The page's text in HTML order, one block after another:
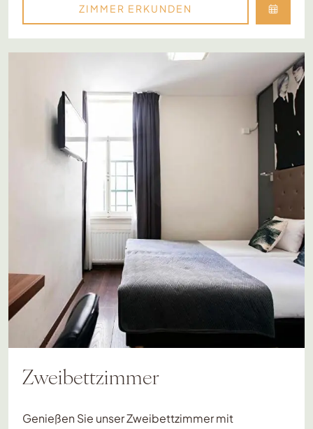
ZIMMER ERKUNDEN
Zweibettzimmer
Genießen Sie unser Zweibettzimmer mit